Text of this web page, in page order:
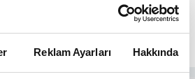
Reklam Ayarları Hakkında
akla ilk gelen isimler